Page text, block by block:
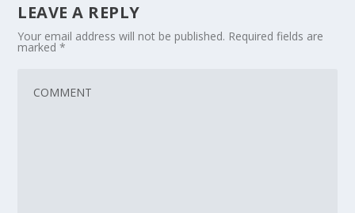
LEAVE A REPLY
Your email address will not be published. Required fields are
marked*